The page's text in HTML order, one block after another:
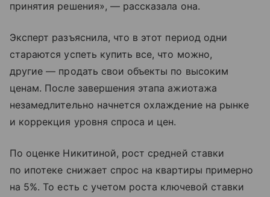
принятия решения», — рассказала она.
Эксперт разъяснила, что в этот период одни
стараются успеть купить все, что можно,
другие — продать свои объекты по высоким
ценам. После завершения этапа ажиотажа
незамедлительно начнется охлаждение на рынке
и коррекция уровня спроса и цен.
По оценке Никитиной, рост средней ставки
по ипотеке снижает спрос на квартиры примерно
на 5%. То есть с учетом роста ключевой ставки